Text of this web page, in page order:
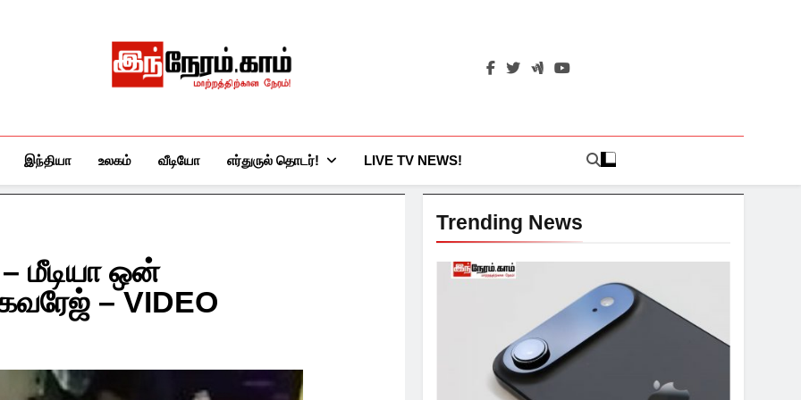
இந்நேரம்.காம்
இந்தியா உலகம் வீடியோ எர்துருல் தொடர்! LIVE TV NEWS!
மீடியா ஒன்
– VIDEO
Trending News